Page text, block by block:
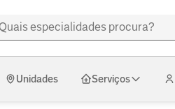
Unidades Serviços